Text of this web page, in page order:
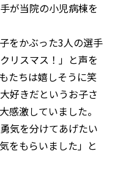
が当院の小児病棟を
をかぶった3人の選手
リスマス！」と声を
たちは嬉しそうに笑
好きだというお子さ
感激していました。
気を分けてあげたい
をもらいました」と